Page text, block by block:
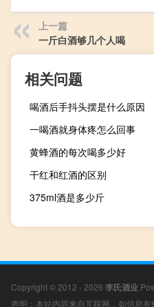
上一篇
一斤白酒够几个人喝
相关问题
喝酒后手抖头摆是什么原因
一喝酒就身体疼怎么回事
黄蜂酒的每次喝多少好
干红和红酒的区别
375ml酒是多少斤
Copyright © 2012 - 2026 李氏酒业
声明：本站内容来自互联网，如信息